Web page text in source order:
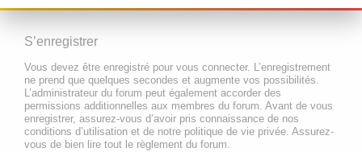
S’enregistrer
Vous devez être enregistré pour vous connecter. L’enregistrement
ne prend que quelques secondes et augmente vos possibilités.
L’administrateur du forum peut également accorder des
permissions additionnelles aux membres du forum. Avant de vous
enregistrer, assurez-vous d’avoir pris connaissance de nos
conditions d’utilisation et de notre politique de vie privée. Assurez-
vous de bien lire tout le règlement du forum.